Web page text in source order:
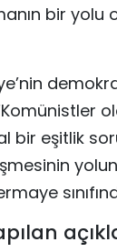
bir
bir eşitlik